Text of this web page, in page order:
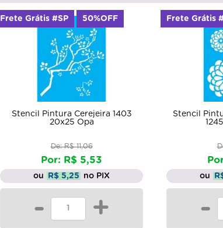
Stencil Pintura Cerejeira 1403
20x25 Opa
De: R$ 11,06
Por: R$ 5,53
ou R$ 5,25 no PIX
- +
Frete Grátis #SP 50%OFF
Stencil
ou
-
Frete Grátis